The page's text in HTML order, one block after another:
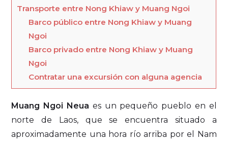
Transporte entre Nong Khiaw y Muang Ngoi
Barco público entre Nong Khiaw y Muang
Ngoi
Barco privado entre Nong Khiaw y Muang
Ngoi
Contratar una excursión con alguna agencia
Muang Ngoi Neua es un pequeño pueblo en el
norte de Laos, que se encuentra situado a
aproximadamente una hora río arriba por el Nam